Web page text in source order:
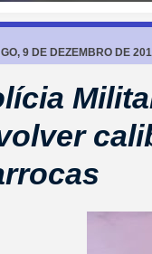
9 DE DEZEMBRO DE